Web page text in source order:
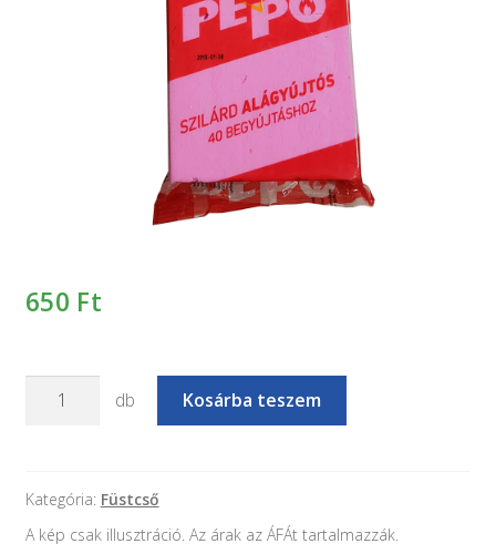
650 Ft
PEPO
db Kosárba teszem
Kategória: Füstcső
A kép csak illusztráció. Az árak az ÁFÁt tartalmazzák.